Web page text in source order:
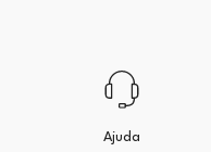
Ajuda